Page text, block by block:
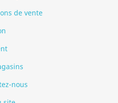
de vente
nous